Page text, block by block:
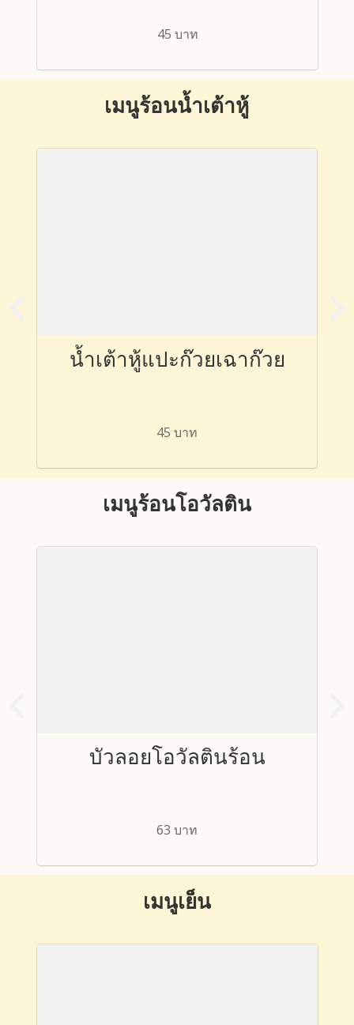
45 บาท
เมนูร้อนน้ำเต้าหู้
น้ำเต้าหู้แปะก๊วยเฉาก๊วย
45 บาท
เมนูร้อนโอวัลติน
บัวลอยโอวัลตินร้อน
63 บาท
เมนูเย็น